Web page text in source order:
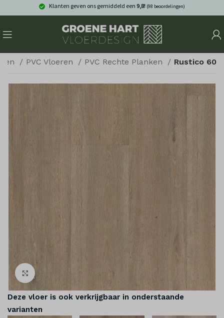
Klanten geven ons gemiddeld een 9,8! (98 beoordelingen)
PVC Vloeren PVC Rechte Planken Rustico 60
Klik om te vergroten
Deze vloer is ook verkrijgbaar in onderstaande
varianten